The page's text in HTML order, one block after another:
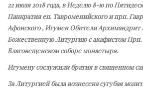
22 июля 2018 года, в Неделю 8-ю по
Панкратия еп. Тавроменийского и прп.
Афонского , Игумен Обители Архимандрит
Божественную Литургию с акафистом
Благовещенском соборе монастыря.
Игумену сослужили братия в священном
За Литургией была вознесена сугубая